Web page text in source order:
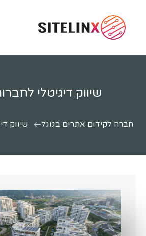
שיווק דיגיטלי
חברה לקידום אתרים בגוגל שיווק